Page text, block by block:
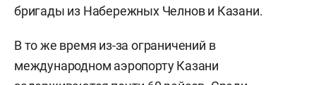
бригады из Набережных Челнов и Казани.
В то же время из-за ограничений в
международном аэропорту Казани